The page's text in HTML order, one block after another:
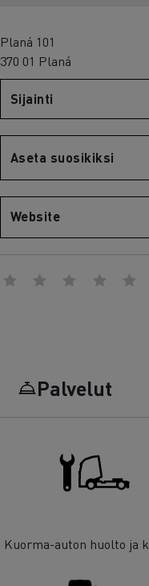
Planá 101
370 01 Planá
Sijainti
Aseta suosikiksi
Website
Palvelut
Kuorma-auton huolto ja